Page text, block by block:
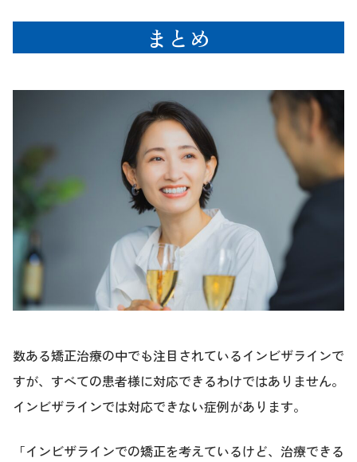
まとめ
数ある矯正治療の中でも注目されているインビザラインで
すが、すべての患者様に対応できるわけではありません。
インビザラインでは対応できない症例があります。
「インビザラインでの矯正を考えているけど、治療できる